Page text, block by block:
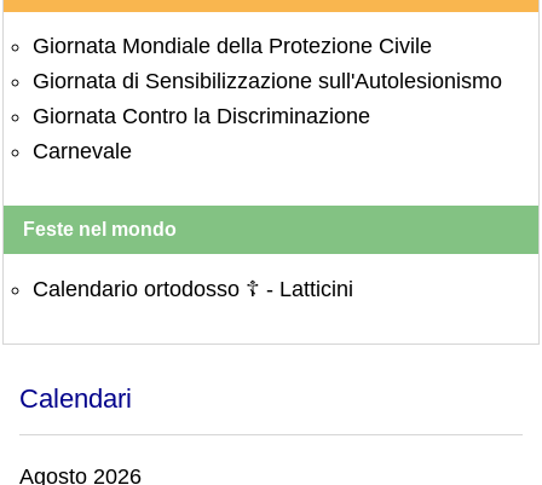
Giornata Mondiale della Protezione Civile
Giornata di Sensibilizzazione sull'Autolesionismo
Giornata Contro la Discriminazione
Carnevale
Feste nel mondo
Calendario ortodosso ☦ - Latticini
Calendari
Agosto 2026